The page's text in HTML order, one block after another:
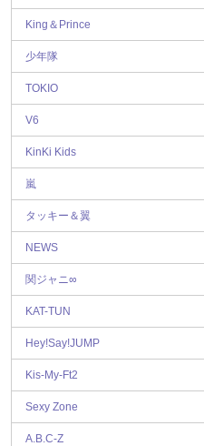
King＆Prince
少年隊
TOKIO
V6
KinKi Kids
嵐
タッキー＆翼
NEWS
関ジャニ∞
KAT-TUN
Hey!Say!JUMP
Kis-My-Ft2
Sexy Zone
A.B.C-Z